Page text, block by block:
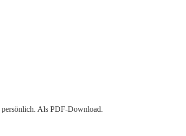
persönlich. Als PDF-Download.